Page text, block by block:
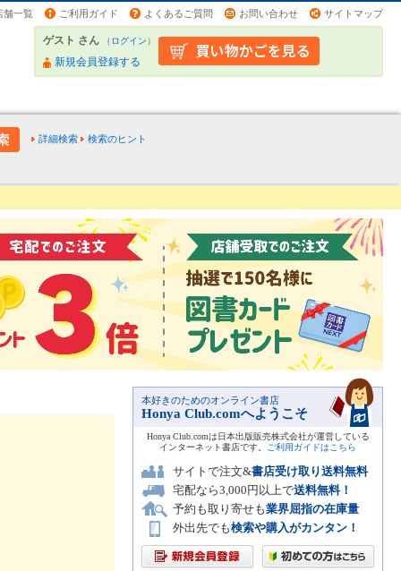
舗一覧 ご利用ガイド よくあるご質問 お問い合わせ サイトマップ
ゲスト さん （ログイン）
新規会員登録する
詳細検索 検索のヒント
本好きのためのオンライン書店
Honya Club.comへようこそ
Honya Club.comは日本出版販売株式会社が運営している
インターネット書店です。
ご利用ガイドはこちら
サイトで注文&書店受け取り送料無料
宅配なら3,000円以上で送料無料！
予約も取り寄せも業界屈指の在庫量
外出先でも検索や購入がカンタン！